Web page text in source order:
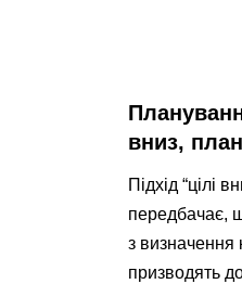
вниз,
Підхід “цілі
передбачає,
з визначення
призводять